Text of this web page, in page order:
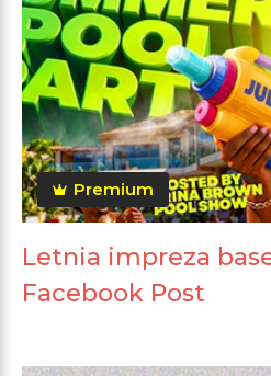
Premium
Letnia impreza
Facebook Post